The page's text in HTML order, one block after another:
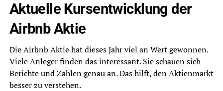
Aktuelle Kursentwicklung der
Airbnb Aktie
Die Airbnb Aktie hat dieses Jahr viel an Wert gewonnen.
Viele Anleger finden das interessant. Sie schauen sich
Berichte und Zahlen genau an. Das hilft, den Aktienmarkt
besser zu verstehen.